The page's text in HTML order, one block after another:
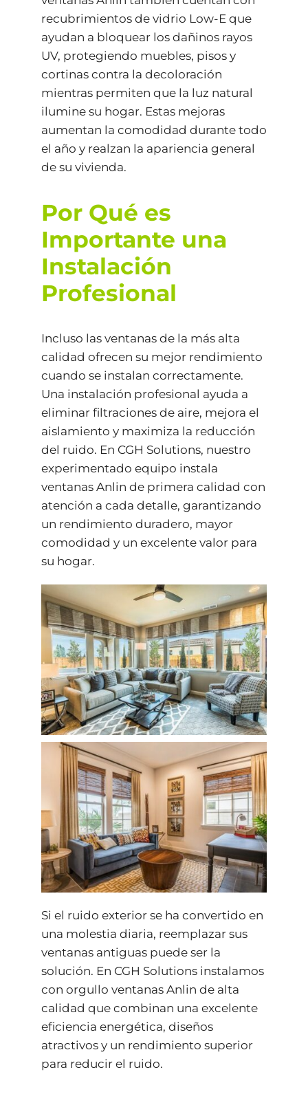
recubrimientos de vidrio Low-E que
ayudan a bloquear los dañinos rayos
UV, protegiendo muebles, pisos y
cortinas contra la decoloración
mientras permiten que la luz natural
ilumine su hogar. Estas mejoras
aumentan la comodidad durante todo
el año y realzan la apariencia general
de su vivienda.
Por Qué es
Importante una
Instalación
Profesional
Incluso las ventanas de la más alta
calidad ofrecen su mejor rendimiento
cuando se instalan correctamente.
Una instalación profesional ayuda a
eliminar filtraciones de aire, mejora el
aislamiento y maximiza la reducción
del ruido. En CGH Solutions, nuestro
experimentado equipo instala
ventanas Anlin de primera calidad con
atención a cada detalle, garantizando
un rendimiento duradero, mayor
comodidad y un excelente valor para
su hogar.
Si el ruido exterior se ha convertido en
una molestia diaria, reemplazar sus
ventanas antiguas puede ser la
solución. En CGH Solutions instalamos
con orgullo ventanas Anlin de alta
calidad que combinan una excelente
eficiencia energética, diseños
atractivos y un rendimiento superior
para reducir el ruido.